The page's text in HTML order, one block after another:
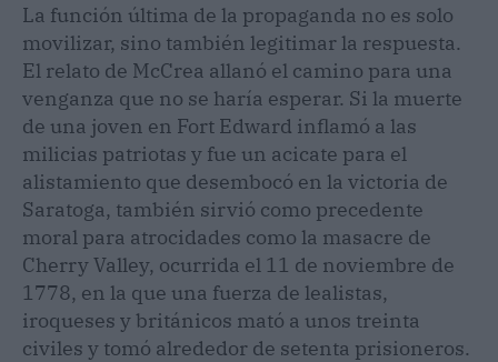
La función última de la propaganda no es solo
movilizar, sino también legitimar la respuesta.
El relato de McCrea allanó el camino para una
venganza que no se haría esperar. Si la muerte
de una joven en Fort Edward inflamó a las
milicias patriotas y fue un acicate para el
alistamiento que desembocó en la victoria de
Saratoga, también sirvió como precedente
moral para atrocidades como la masacre de
Cherry Valley, ocurrida el 11 de noviembre de
1778, en la que una fuerza de lealistas,
iroqueses y británicos mató a unos treinta
civiles y tomó alrededor de setenta prisioneros.